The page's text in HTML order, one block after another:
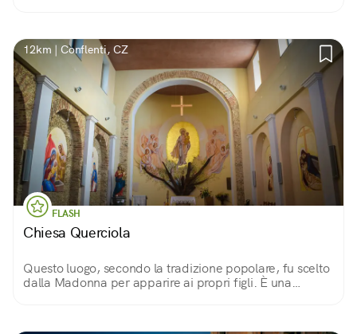
12km | Conflenti, CZ
FLASH
Chiesa Querciola
Questo luogo, secondo la tradizione popolare, fu scelto
dalla Madonna per apparire ai propri figli. È una